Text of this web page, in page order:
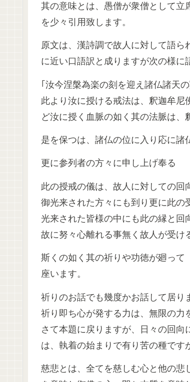
其の意味とは、愚僧が衆僧として立
を少々引用致します。
原文は、漢詩調で故人に対して語
に近い口語訳と成りますが次の様に
｢汝今涅槃為楽の刻を迎え諸仏諸天
此より汝に授ける戒法は、釈迦牟尼
ど汝に授く血脈の如く其の法脈は
是を保つは、諸仏の位に入り応に諸
更に参列者の方々に申し上げ奉る
此の授戒の儀は、故人に対しての回
御光来された方々にも到り更に此の
光来された皆様の中にも此の縁と回
故に努々心離れる事無く故人が受け
斯くの如く其の祈りや功徳が廻っ
座います。
祈りのお話でも幾度かお話して居
祈り即ち心が発する力は、無限の力
さて本題に戻りますが、日々の回
は、執着の始まりで有り苦の種です
慈悲とは、全てを慈しむ心と他の